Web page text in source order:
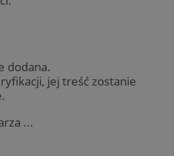
dodana.
jej treść zostanie
...